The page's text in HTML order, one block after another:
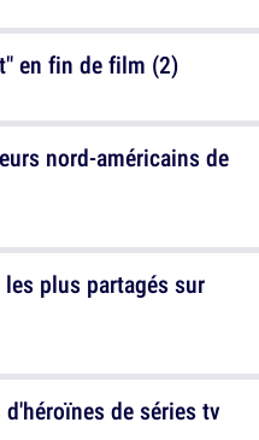
nord-américains de
de séries tv
en fin de film (2)
plus partagés sur